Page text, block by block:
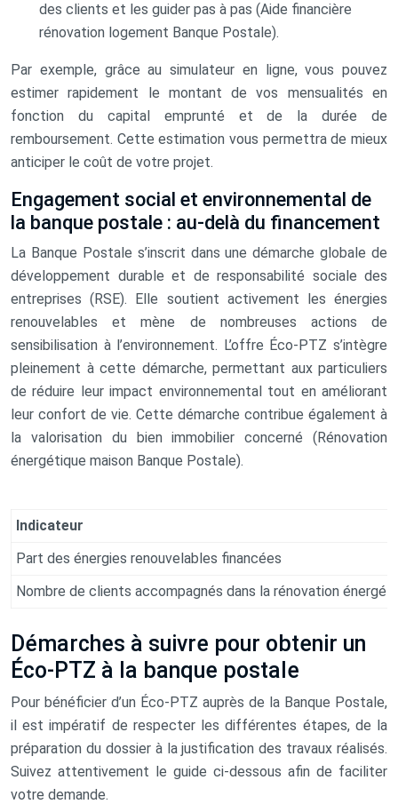
des clients et les guider pas à pas (Aide financière
rénovation logement Banque Postale).
Par exemple, grâce au simulateur en ligne, vous pouvez
estimer rapidement le montant de vos mensualités en
fonction du capital emprunté et de la durée de
remboursement. Cette estimation vous permettra de mieux
anticiper le coût de votre projet.
Engagement social et environnemental de
la banque postale : au-delà du financement
La Banque Postale s’inscrit dans une démarche globale de
développement durable et de responsabilité sociale des
entreprises (RSE). Elle soutient activement les énergies
renouvelables et mène de nombreuses actions de
sensibilisation à l’environnement. L’offre Éco-PTZ s’intègre
pleinement à cette démarche, permettant aux particuliers
de réduire leur impact environnemental tout en améliorant
leur confort de vie. Cette démarche contribue également à
la valorisation du bien immobilier concerné (Rénovation
énergétique maison Banque Postale).
Indicateur
Part des énergies renouvelables financées
Nombre de clients accompagnés dans la rénovation
Démarches à suivre pour obtenir un
Éco-PTZ à la banque postale
Pour bénéficier d’un Éco-PTZ auprès de la Banque Postale,
il est impératif de respecter les différentes étapes, de la
préparation du dossier à la justification des travaux réalisés.
Suivez attentivement le guide ci-dessous afin de faciliter
votre demande.